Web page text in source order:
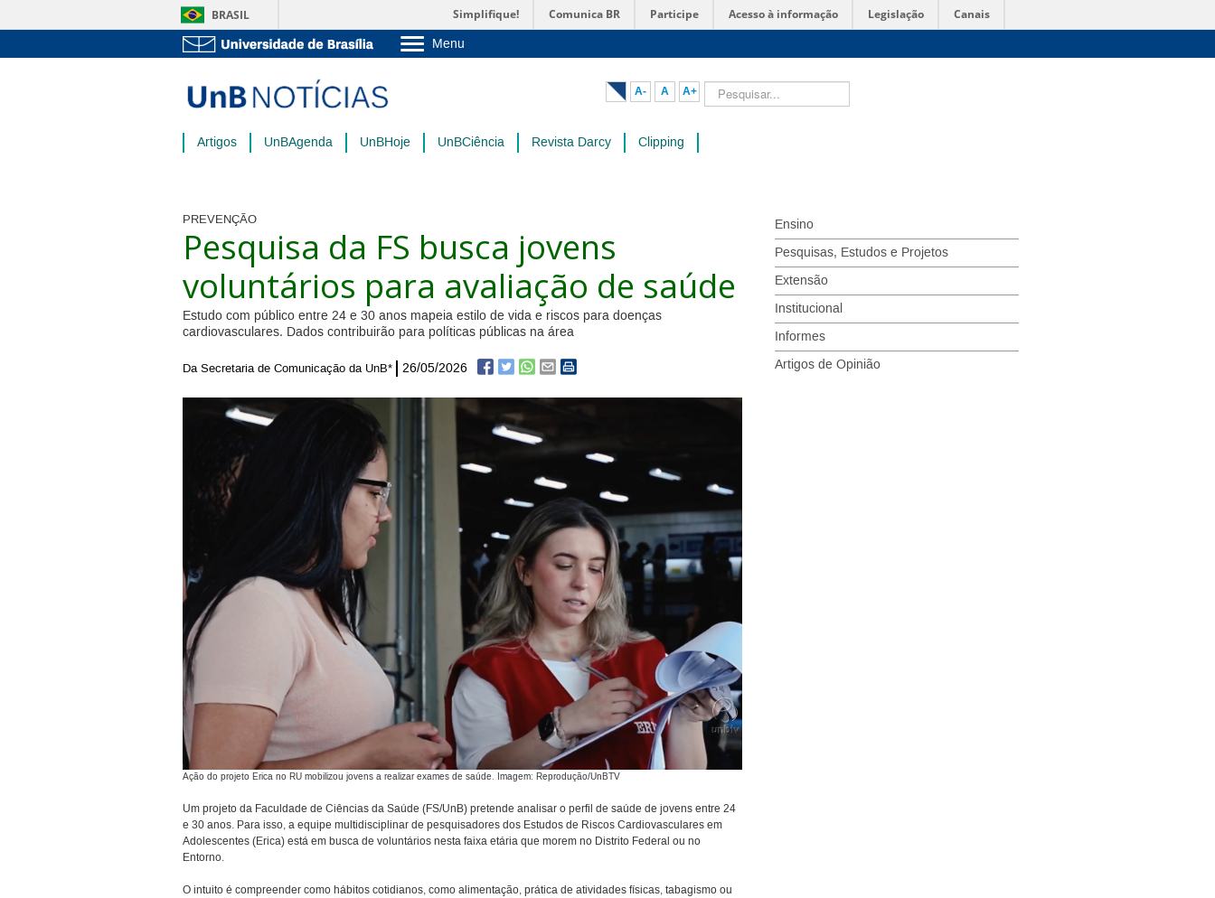
BRASIL Simplifique! Comunica BR Participe Acesso à informação Legislação Canais
Menu
Pós-Graduação
Administração
A- A A+ Pesquisar...
Artigos UnBAgenda UnBHoje UnBCiência Revista Darcy Clipping
PREVENÇÃO
Pesquisa da FS busca jovens
voluntários para avaliação de saúde
Estudo com público entre 24 e 30 anos mapeia estilo de vida e riscos para doenças
cardiovasculares. Dados contribuirão para políticas públicas na área
Da Secretaria de Comunicação da UnB* 26/05/2026
Ação do projeto Erica no RU mobilizou jovens a realizar exames de saúde. Imagem: Reprodução/UnBTV
Um projeto da Faculdade de Ciências da Saúde (FS/UnB) pretende analisar o perfil de saúde de jovens entre 24
e 30 anos. Para isso, a equipe multidisciplinar de pesquisadores dos Estudos de Riscos Cardiovasculares em
Adolescentes (Erica) está em busca de voluntários nesta faixa etária que morem no Distrito Federal ou no
Entorno.
O intuito é compreender como hábitos cotidianos, como alimentação, prática de atividades físicas, tabagismo ou
Ensino
Pesquisas, Estudos e Projetos
Extensão
Institucional
Informes
Artigos de Opinião